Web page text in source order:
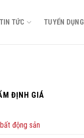
TIN TỨC TUYỂN DỤNG
ĐỊNH GIÁ
động sản